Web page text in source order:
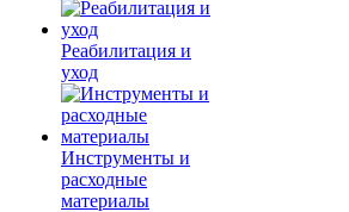
Реабилитация и
уход
Инструменты и
расходные
материалы